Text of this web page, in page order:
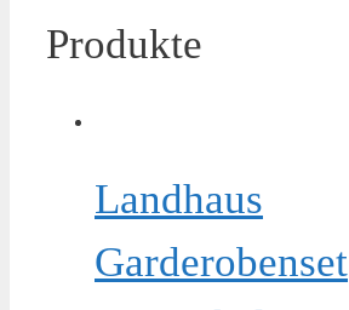
Produkte
Landhaus
Garderobenset